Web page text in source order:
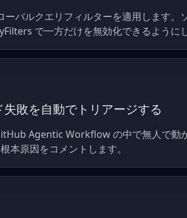
バルクエリフィルターを適用します。
で一方だけを無効化できるようにし
敗を自動でトリアージする
Agentic Workflow の中で無人で動
本原因をコメントします。